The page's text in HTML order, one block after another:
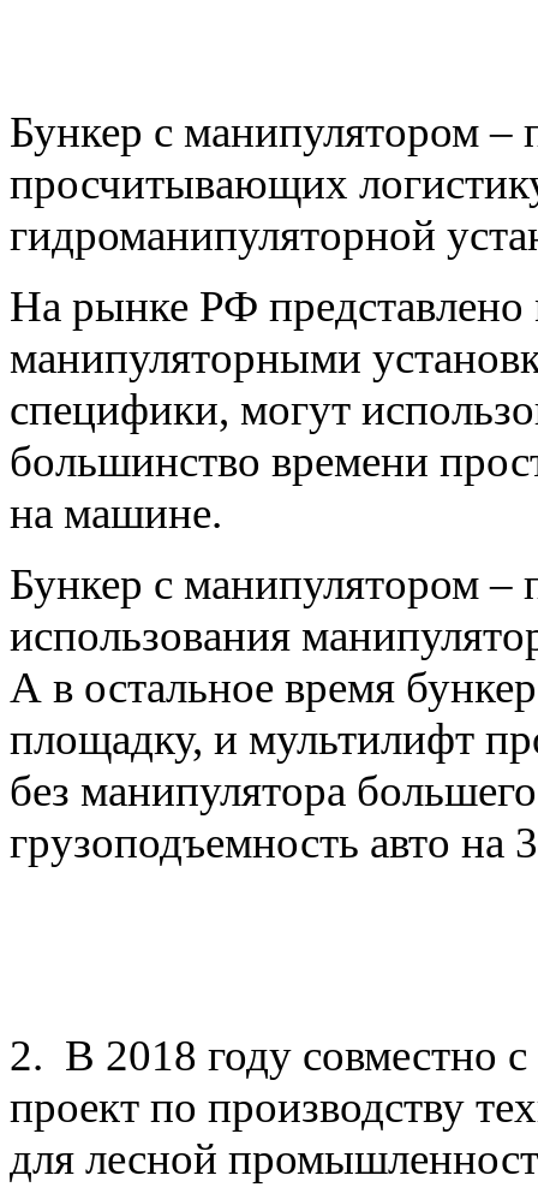
Бункер с манипулятором –
просчитывающих
гидроманипуляторной
На рынке РФ
манипуляторными
специфики, могут
большинство времени
на машине.
Бункер с манипулятором –
использования
А в остальное время
площадку, и мультилифт
без манипулятора
грузоподъемность авто на
2. В 2018 году совместно с
проект по производству
для лесной